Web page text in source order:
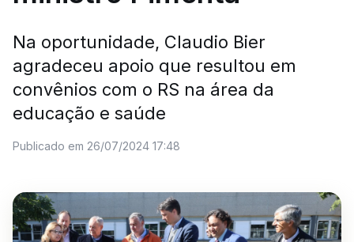
Na oportunidade, Claudio Bier
agradeceu apoio que resultou em
convênios com o RS na área da
educação e saúde
Publicado em 26/07/2024 17:48